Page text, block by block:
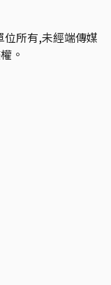
位所有,未經端傳媒
。